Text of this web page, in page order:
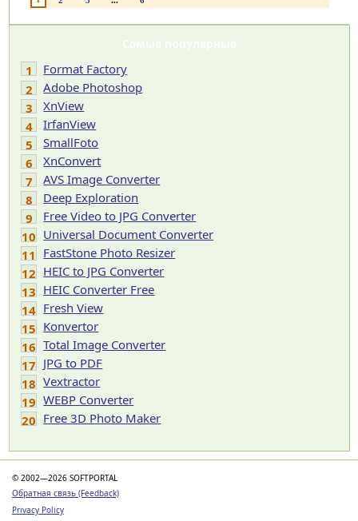
Самые популярные
1
Format Factory
2
Adobe Photoshop
3
XnView
4
IrfanView
5
SmallFoto
6
XnConvert
7
AVS Image Converter
8
Deep Exploration
9
Free Video to JPG Converter
10 Universal Document Converter
11 FastStone Photo Resizer
12 HEIC to JPG Converter
13 HEIC Converter Free
14 Fresh View
15 Konvertor
16 Total Image Converter
17 JPG to PDF
18 Vextractor
19 WEBP Converter
20 Free 3D Photo Maker
© 2002—2026 SOFTPORTAL
Обратная связь (Feedback)
Privacy Policy